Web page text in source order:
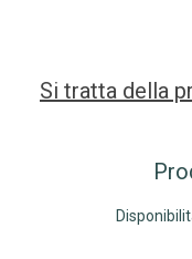
Si tratta della